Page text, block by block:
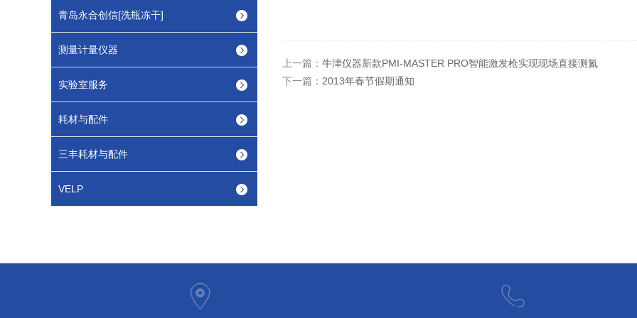
青岛永合创信[洗瓶冻干]
测量计量仪器
实验室服务
耗材与配件
三丰耗材与配件
VELP
上一篇： 牛津仪器新款PMI-MASTER PRO智能激发枪实现现场直接测氮
下一篇： 2013年春节假期通知